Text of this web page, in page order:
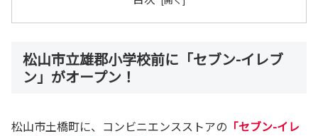
松山市立雄郡小学校前に「セブン-イレブ
ン」がオープン！
松山市土橋町に、コンビニエンスストアの 「セブン-イレ